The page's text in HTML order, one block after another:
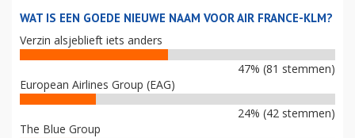
WAT IS EEN GOEDE NIEUWE NAAM VOOR AIR FRANCE-KLM?
Verzin alsjeblieft iets anders
47% (81 stemmen)
European Airlines Group (EAG)
24% (42 stemmen)
The Blue Group